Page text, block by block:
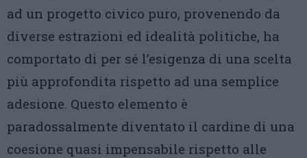
ad un progetto civico puro, provenendo da
diverse estrazioni ed idealità politiche, ha
comportato di per sé l’esigenza di una scelta
più approfondita rispetto ad una semplice
adesione. Questo elemento è
paradossalmente diventato il cardine di una
coesione quasi impensabile rispetto alle